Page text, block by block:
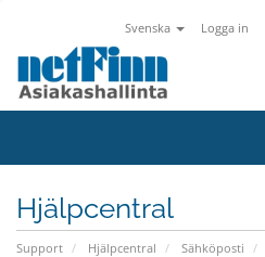
Svenska Logga in
Hjälpcentral
Support Hjälpcentral Sähköposti